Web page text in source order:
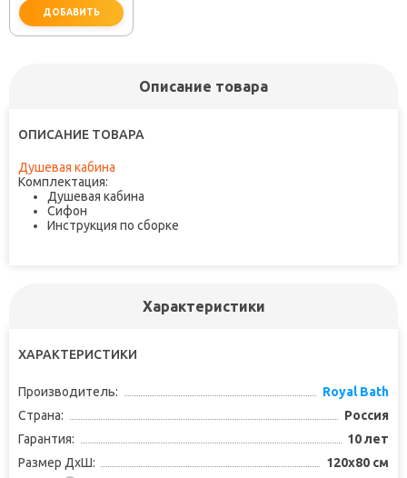
ДОБАВИТЬ
Описание товара
ОПИСАНИЕ ТОВАРА
Душевая кабина
Комплектация:
Душевая кабина
Сифон
Инструкция по сборке
Характеристики
ХАРАКТЕРИСТИКИ
Производитель:
Royal Bath
Страна:
Россия
Гарантия:
10 лет
Размер ДхШ:
120x80 см